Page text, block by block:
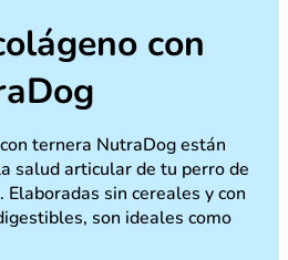
con
ternera NutraDog están
salud articular de tu perro de
sin cereales y con
son ideales como